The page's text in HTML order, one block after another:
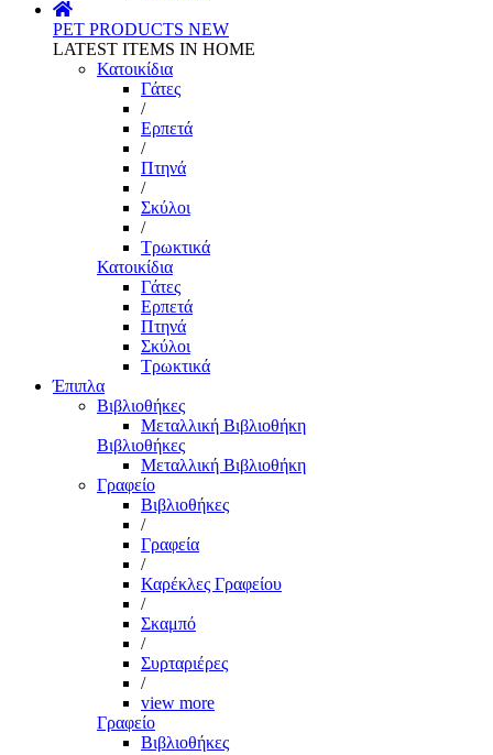
PET PRODUCTS NEW
LATEST ITEMS IN HOME
Κατοικίδια
Γάτες
/
Ερπετά
/
Πτηνά
/
Σκύλοι
/
Τρωκτικά
Κατοικίδια
Γάτες
Ερπετά
Πτηνά
Σκύλοι
Τρωκτικά
Έπιπλα
Βιβλιοθήκες
Μεταλλική Βιβλιοθήκη
Βιβλιοθήκες
Μεταλλική Βιβλιοθήκη
Γραφείο
Βιβλιοθήκες
/
Γραφεία
/
Καρέκλες Γραφείου
/
Σκαμπό
/
Συρταριέρες
/
view more
Γραφείο
Βιβλιοθήκες